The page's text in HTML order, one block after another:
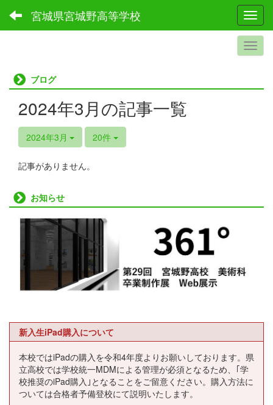
宮城県宮城野高等学校
ブログ
2024年3月の記事一覧
2024年3月 20件
記事がありません。
お知らせ
新入生iPad購入について
本校ではiPadの購入を令和4年度よりお願いしております。県
立高校では学校統一MDMによる管理が必須となるため、｢学
校推奨のiPad購入｣となることをご留意ください。購入方法に
ついては合格者予備登校にて説明いたします。